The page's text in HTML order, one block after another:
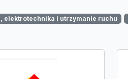
elektrotechnika i utrzymanie ruchu